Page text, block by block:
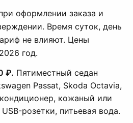
оформлении заказа и
Время суток, день
не влияют. Цены
год.
₽. Пятиместный седан
Passat, Skoda Octavia,
кожаный или
розетки, питьевая вода.